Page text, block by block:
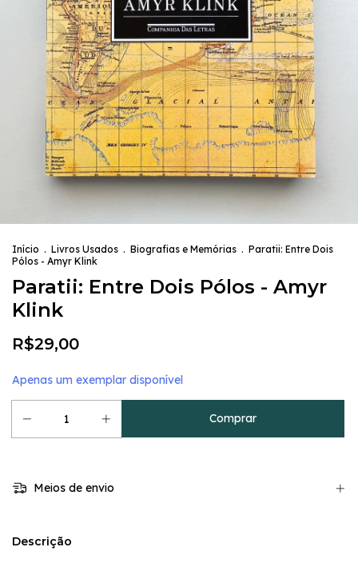
Início . Livros Usados . Biografias e Memórias . Paratii: Entre Dois
Pólos - Amyr Klink
Paratii: Entre Dois Pólos - Amyr
Klink
R$29,00
Apenas um exemplar disponível
Meios de envio
Descrição